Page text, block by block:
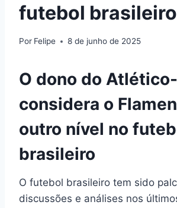
futebol brasileiro
Por Felipe 8 de junho de 2025
O dono do
considera o
outro nível no
brasileiro
O futebol brasileiro tem sido
discussões e análises nos